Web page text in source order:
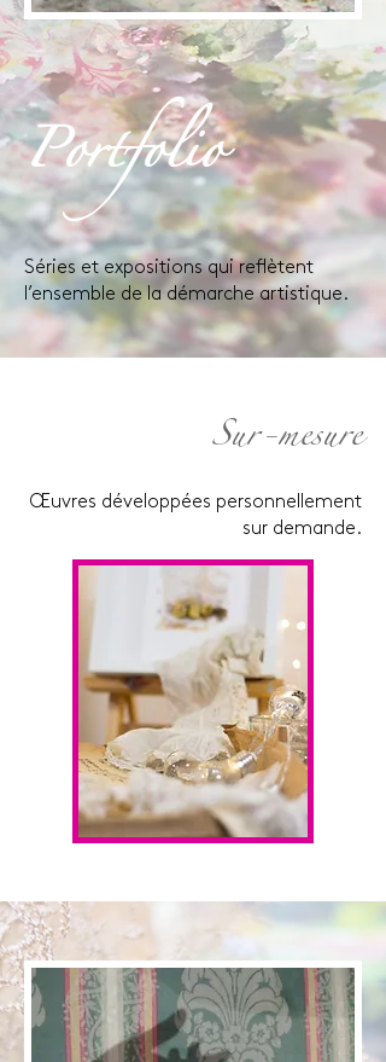
Portfolio
Séries et expositions qui reflètent
l’ensemble de la démarche artistique.
Sur-mesure
Œuvres développées personnellement
sur demande.